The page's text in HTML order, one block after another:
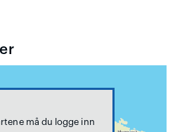
må du logge inn